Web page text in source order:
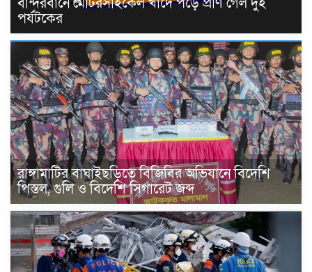
বান্দরবানে মোটরসাইকেল খাদে পড়ে প্রাণ গেল দুই
পর্যটকের
রাঙ্গামাটির বাঘাইছড়িতে বিজিবির অভিযানে বিদেশি
পিস্তল, গুলি ও বিদেশি সিগারেট জব্দ